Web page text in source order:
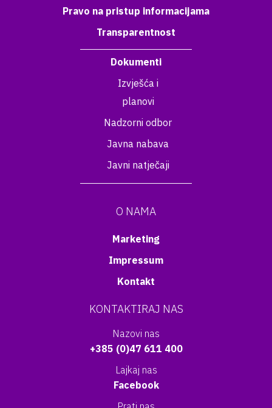
Pravo na pristup informacijama
Transparentnost
Dokumenti
Izvješća i
planovi
Nadzorni odbor
Javna nabava
Javni natječaji
O NAMA
Marketing
Impressum
Kontakt
KONTAKTIRAJ NAS
Nazovi nas
+385 (0)47 611 400
Lajkaj nas
Facebook